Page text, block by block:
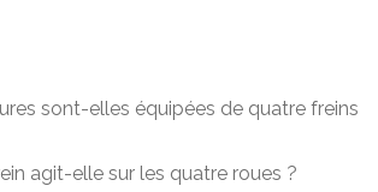
sont-elles équipées de quatre freins
agit-elle sur les quatre roues ?